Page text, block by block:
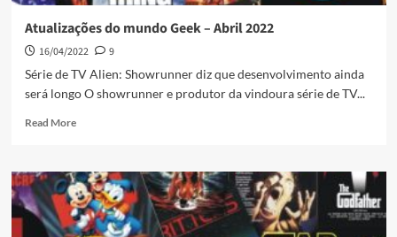
Atualizações do mundo Geek – Abril 2022
16/04/2022
9
Série de TV Alien: Showrunner diz que desenvolvimento ainda
será longo O showrunner e produtor da vindoura série de TV...
Read More